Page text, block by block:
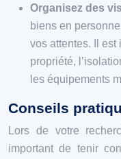
Organisez des
biens en
vos attentes. Il est
propriété,
les équipements
Conseils
Lors de votre
important de tenir